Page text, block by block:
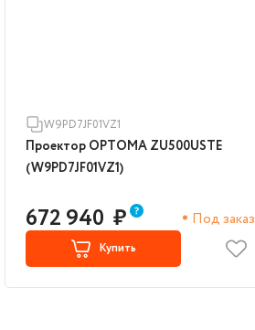
W9PD7JF01VZ1
Проектор OPTOMA ZU500USTE
(W9PD7JF01VZ1)
672 940 ₽ Под заказ
Купить